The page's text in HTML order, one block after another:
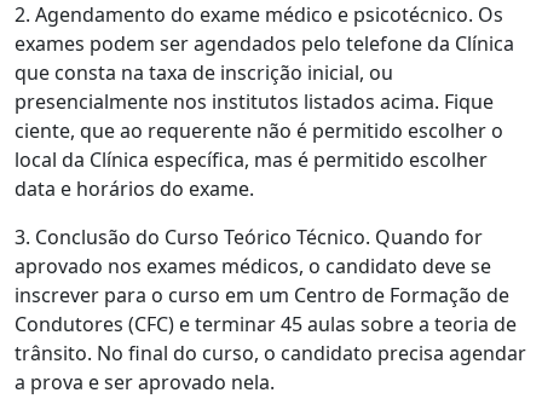
2. Agendamento do exame médico e psicotécnico. Os
exames podem ser agendados pelo telefone da Clínica
que consta na taxa de inscrição inicial, ou
presencialmente nos institutos listados acima. Fique
ciente, que ao requerente não é permitido escolher o
local da Clínica específica, mas é permitido escolher
data e horários do exame.
3. Conclusão do Curso Teórico Técnico. Quando for
aprovado nos exames médicos, o candidato deve se
inscrever para o curso em um Centro de Formação de
Condutores (CFC) e terminar 45 aulas sobre a teoria de
trânsito. No final do curso, o candidato precisa agendar
a prova e ser aprovado nela.